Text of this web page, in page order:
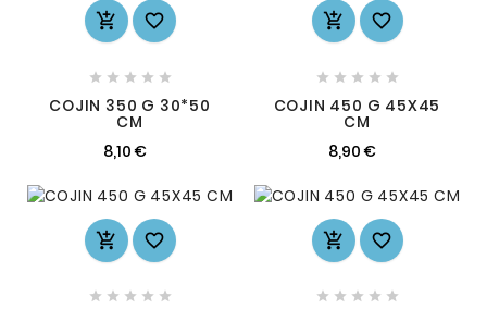
 
    
COJIN 350 G 30*50
CM
8,10 €
 
    
COJIN 450 G 45X45
CM
8,90 €
 
    
 
    